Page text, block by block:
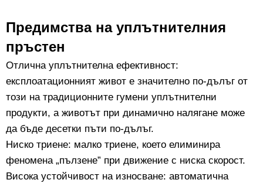
Предимства на уплътнителния
пръстен
Отлична уплътнителна ефективност:
експлоатационният живот е значително по-дълъг от
този на традиционните гумени уплътнителни
продукти, а животът при динамично налягане може
да бъде десетки пъти по-дълъг.
Ниско триене: малко триене, което елиминира
феномена „пълзене” при движение с ниска скорост.
Висока устойчивост на износване: автоматична